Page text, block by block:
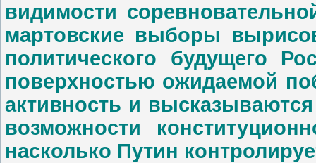
видимости
мартовские выборы
политического будущего
поверхностью ожидаемой
активность и
возможности
насколько Путин